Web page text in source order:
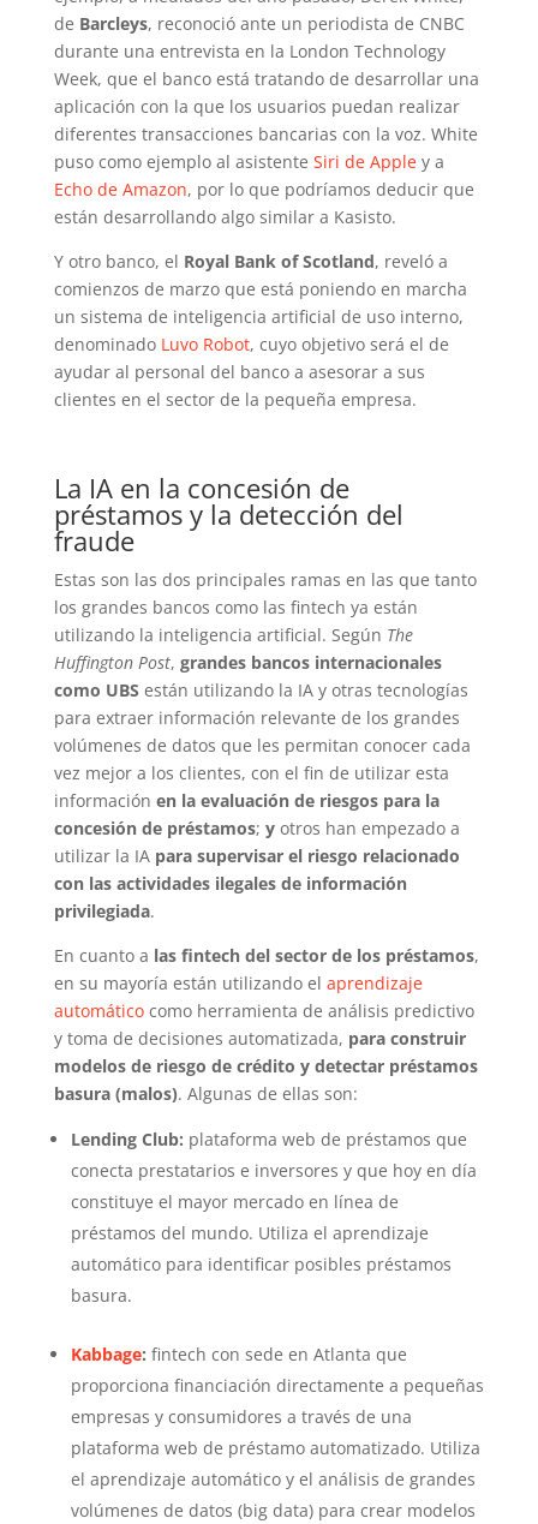
de Barcleys, reconoció ante un periodista de CNBC
durante una entrevista en la London Technology
Week, que el banco está tratando de desarrollar una
aplicación con la que los usuarios puedan realizar
diferentes transacciones bancarias con la voz. White
puso como ejemplo al asistente Siri de Appley a
Echo de Amazon, por lo que podríamos deducir que
están desarrollando algo similar a Kasisto.
Y otro banco, el Royal Bank of Scotland, reveló a
comienzos de marzo que está poniendo en marcha
un sistema de inteligencia artificial de uso interno,
denominado Luvo Robot, cuyo objetivo será el de
ayudar al personal del banco a asesorar a sus
clientes en el sector de la pequeña empresa.
La IA en la concesión de
préstamos y la detección del
fraude
Estas son las dos principales ramas en las que tanto
los grandes bancos como las fintech ya están
utilizando la inteligencia artificial. Según The
Huffington Post, grandes bancos internacionales
como UBS están utilizando la IA y otras tecnologías
para extraer información relevante de los grandes
volúmenes de datos que les permitan conocer cada
vez mejor a los clientes, con el fin de utilizar esta
información en la evaluación de riesgos para la
concesión de préstamos; yotros han empezado a
utilizar la IA para supervisar el riesgo relacionado
con las actividades ilegales de información
privilegiada.
En cuanto a las fintech del sector de los préstamos,
en su mayoría están utilizando el aprendizaje
automáticocomo herramienta de análisis predictivo
y toma de decisiones automatizada, para construir
modelos de riesgo de crédito y detectar préstamos
basura (malos). Algunas de ellas son:
Lending Club: plataforma web de préstamos que
conecta prestatarios e inversores y que hoy en día
constituye el mayor mercado en línea de
préstamos del mundo. Utiliza el aprendizaje
automático para identificar posibles préstamos
basura.
Kabbage: fintech con sede en Atlanta que
proporciona financiación directamente a pequeñas
empresas y consumidores a través de una
plataforma web de préstamo automatizado. Utiliza
el aprendizaje automático y el análisis de grandes
volúmenes de datos (big data) para crear modelos